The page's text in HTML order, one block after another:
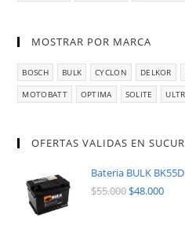
MOSTRAR POR MARCA
BOSCH BULK CYCLON DELKOR
MOTOBATT
OPTIMA SOLITE
OFERTAS VALIDAS EN
Bateria BULK BK55D
$55.000 $48.000